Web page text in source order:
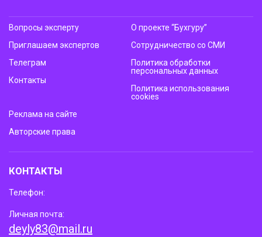
Вопросы эксперту
Приглашаем экспертов
Телеграм
Контакты
О проекте “Бухгуру”
Сотрудничество со СМИ
Политика обработки
персональных данных
Политика использования
cookies
Реклама на сайте
Авторские права
КОНТАКТЫ
Телефон:
Личная почта:
deyly83@mail.ru